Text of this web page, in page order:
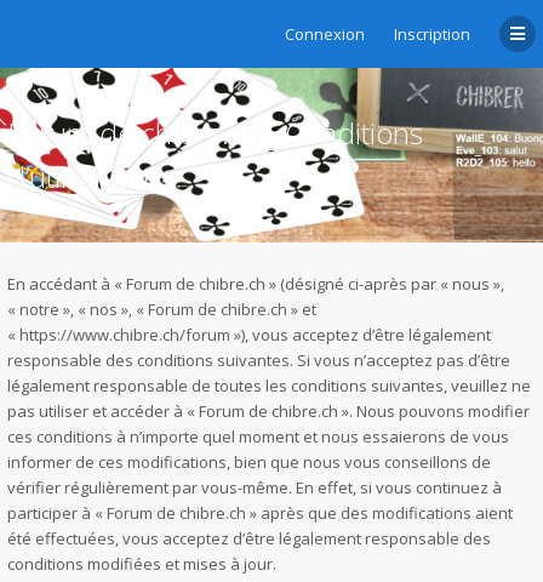
Connexion Inscription
Forum de chibre.ch - Conditions
d’utilisation
En accédant à « Forum de chibre.ch » (désigné ci-après par « nous »,
« notre », « nos », « Forum de chibre.ch » et
« https://www.chibre.ch/forum »), vous acceptez d’être légalement
responsable des conditions suivantes. Si vous n’acceptez pas d’être
légalement responsable de toutes les conditions suivantes, veuillez ne
pas utiliser et accéder à « Forum de chibre.ch ». Nous pouvons modifier
ces conditions à n’importe quel moment et nous essaierons de vous
informer de ces modifications, bien que nous vous conseillons de
vérifier régulièrement par vous-même. En effet, si vous continuez à
participer à « Forum de chibre.ch » après que des modifications aient
été effectuées, vous acceptez d’être légalement responsable des
conditions modifiées et mises à jour.